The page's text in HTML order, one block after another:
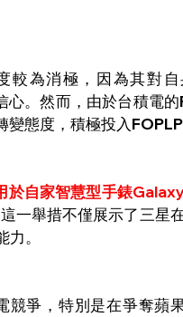
較為消極，因為其對
心。然而，由於台積電
態度，積極投入FOPLP
於自家智慧型手錶
一舉措不僅展示了三星
。
競爭，特別是在爭奪蘋